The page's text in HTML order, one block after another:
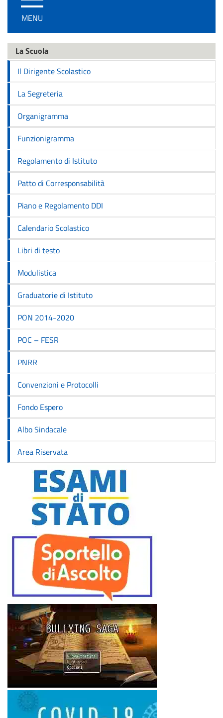
/
disattiva
navigazione
MENU
La Scuola
Il Dirigente Scolastico
La Segreteria
Organigramma
Funzionigramma
Regolamento di Istituto
Patto di Corresponsabilità
Piano e Regolamento DDI
Calendario Scolastico
Libri di testo
Modulistica
Graduatorie di Istituto
PON 2014-2020
POC – FESR
PNRR
Convenzioni e Protocolli
Fondo Espero
Albo Sindacale
Area Riservata